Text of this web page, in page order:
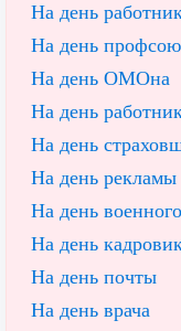
На день
На день
На день ОМОна
На день
На день
На день рекламы
На день
На день
На день почты
На день врача